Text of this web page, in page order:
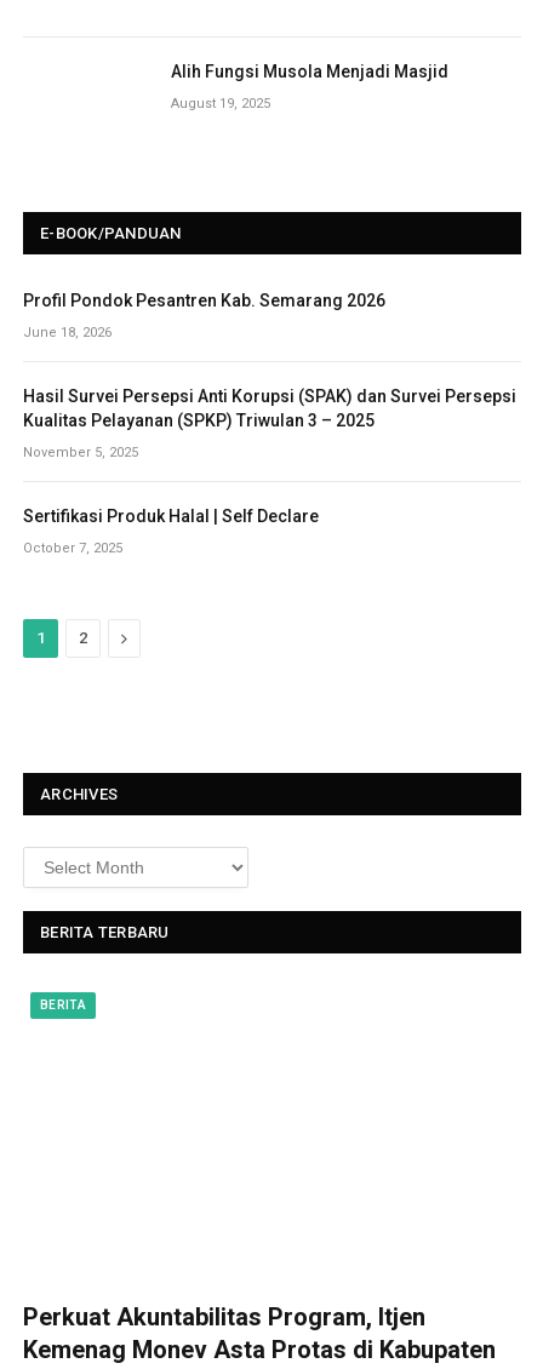
Alih Fungsi Musola Menjadi Masjid
August 19, 2025
E-BOOK/PANDUAN
Profil Pondok Pesantren Kab. Semarang 2026
June 18, 2026
Hasil Survei Persepsi Anti Korupsi (SPAK) dan Survei Persepsi
Kualitas Pelayanan (SPKP) Triwulan 3 – 2025
November 5, 2025
Sertifikasi Produk Halal | Self Declare
October 7, 2025
1 2
N
ARCHIVES
BERITA TERBARU
BERITA
Perkuat Akuntabilitas Program, Itjen
Kemenag Monev Asta Protas di Kabupaten